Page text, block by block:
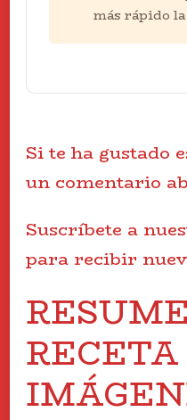
más rápido
Si te ha gustado
un comentario
Suscríbete a
para recibir